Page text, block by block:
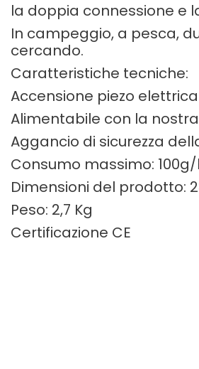
la doppia connessione e
In campeggio, a pesca,
cercando.
Caratteristiche tecniche:
Accensione piezo
Alimentabile con la
Aggancio di sicurezza
Consumo massimo: 100g/
Dimensioni del prodotto:
Peso: 2,7 Kg
Certificazione CE